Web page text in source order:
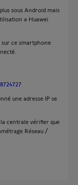
sous Android mais
a Huawei
sur ce smartphone
une adresse IP se
centrale vérifier que
Réseau /